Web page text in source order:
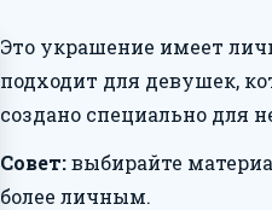
Это украшение имеет
подходит для девушек,
создано специально для
Совет:выбирайте
более личным.